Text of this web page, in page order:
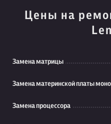
Цены на
Замена матрицы
Замена материнской платы
Замена процессора